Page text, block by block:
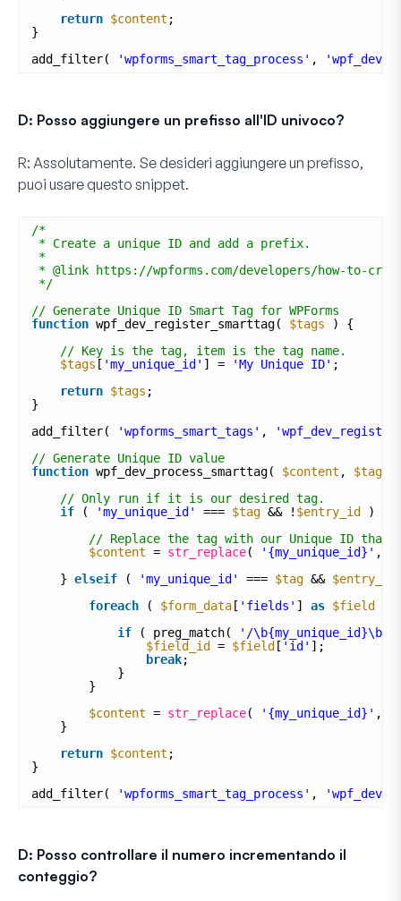
return $content ;
}
add_filter(
'wpforms_smart_tag_process' ,
D: Posso aggiungere un prefisso all'ID univoco?
R: Assolutamente. Se desideri aggiungere un prefisso,
puoi usare questo snippet.
/*
* Create a unique ID and add a prefix.
*
* @link https://wpforms.com/developers/how-to-
*/
// Generate Unique ID Smart Tag for WPForms
function wpf_dev_register_smarttag( $tags
) {
// Key is the tag, item is the tag name.
$tags [ 'my_unique_id' ] = 'My Unique ID' ;
return $tags ;
}
add_filter(
'wpforms_smart_tags' ,
// Generate Unique ID value
function wpf_dev_process_smarttag( $content , $tag
// Only run if it is our desired tag.
if
( 'my_unique_id' === $tag && ! $entry_id
) {
// Replace the tag with our Unique ID that
$content = str_replace( '{my_unique_id}' ,
} elseif ( 'my_unique_id' === $tag && $entry_id
foreach
( $form_data [ 'fields' ] as $field
if
( preg_match( '/\b{my_unique_id}\b/'
$field_id
= $field [ 'id' ];
break;
}
}
$content = str_replace( '{my_unique_id}' ,
}
return $content ;
}
add_filter(
'wpforms_smart_tag_process' ,
D: Posso controllare il numero incrementando il
conteggio?